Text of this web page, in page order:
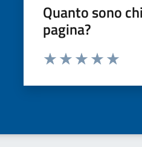
Quanto sono
pagina?
Valuta da 1 a 5 stelle la pagina